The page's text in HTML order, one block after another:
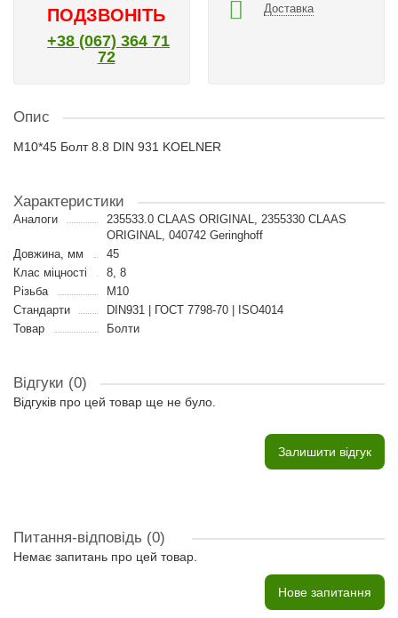
ПОДЗВОНІТЬ
+38 (067) 364 71
72
Доставка
Опис
M10*45 Болт 8.8 DIN 931 KOELNER
Характеристики
Аналоги
235533.0 CLAAS ORIGINAL, 2355330 CLAAS
ORIGINAL, 040742 Geringhoff
Довжина, мм
45
Клас міцності
8, 8
Різьба
M10
Стандарти
DIN931 | ГОСТ 7798-70 | ISO4014
Товар
Болти
Відгуки (0)
Відгуків про цей товар ще не було.
Залишити відгук
Питання-відповідь (0)
Немає запитань про цей товар.
Нове запитання